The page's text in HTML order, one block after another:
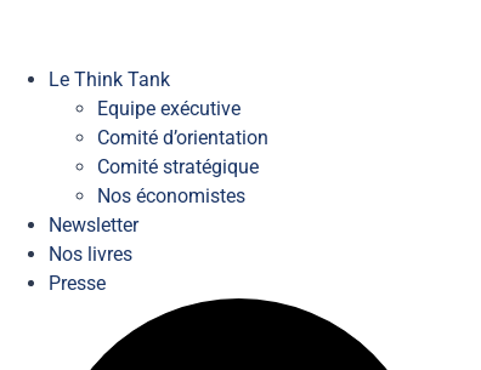
Le Think Tank
Equipe exécutive
Comité d’orientation
Comité stratégique
Nos économistes
Newsletter
Nos livres
Presse